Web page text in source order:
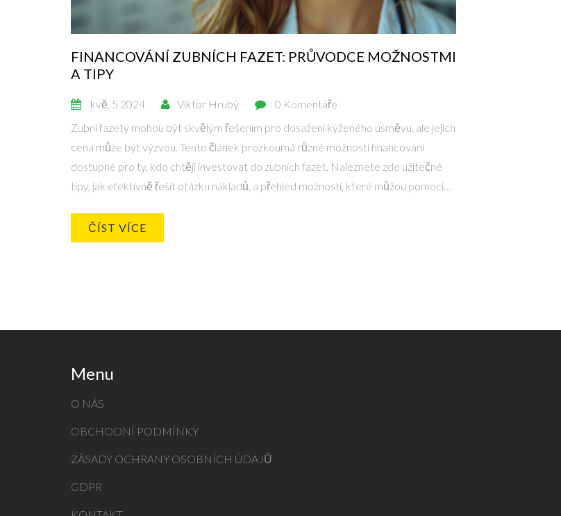
FINANCOVÁNÍ ZUBNÍCH FAZET: PRŮVODCE MOŽNOSTMI
A TIPY
kvě, 5 2024 Viktor Hrubý
0 Komentáře
Zubní fazety mohou být skvělým řešením pro dosažení kýženého úsměvu, ale jejich
cena může být výzvou. Tento článek prozkoumá různé možnosti financování
dostupné pro ty, kdo chtějí investovat do zubních fazet. Naleznete zde užitečné
tipy, jak efektivně řešit otázku nákladů, a přehled možností, které můžou pomoci
ČÍST VÍCE
Menu
O NÁS
OBCHODNÍ PODMÍNKY
ZÁSADY OCHRANY OSOBNÍCH ÚDAJŮ
GDPR